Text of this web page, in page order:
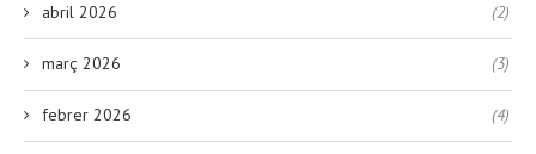
abril 2026 (2)
març 2026 (3)
febrer 2026 (4)